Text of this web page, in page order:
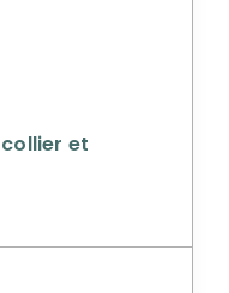
et